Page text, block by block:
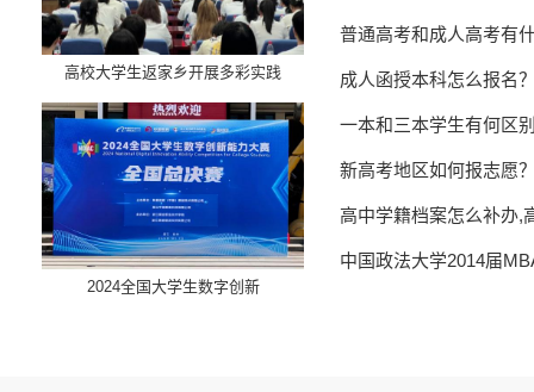
高校大学生返家乡开展多彩实践
​2024全国大学生数字创新
普通高考和成人高考有
成人函授本科怎么报名
一本和三本学生有何区
新高考地区如何报志愿
高中学籍档案怎么补办,
中国政法大学2014届